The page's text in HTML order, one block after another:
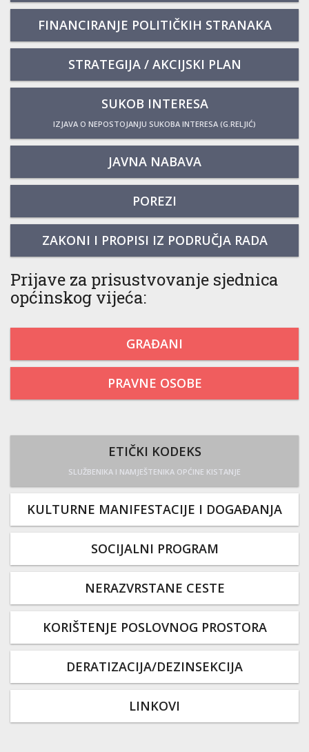
FINANCIRANJE POLITIČKIH STRANAKA
STRATEGIJA / AKCIJSKI PLAN
SUKOB INTERESA
IZJAVA O NEPOSTOJANJU SUKOBA INTERESA (G.RELJIĆ)
JAVNA NABAVA
POREZI
ZAKONI I PROPISI IZ PODRUČJA RADA
Prijave za prisustvovanje sjednica
općinskog vijeća:
GRAĐANI
PRAVNE OSOBE
ETIČKI KODEKS
SLUŽBENIKA I NAMJEŠTENIKA OPĆINE KISTANJE
KULTURNE MANIFESTACIJE I DOGAĐANJA
SOCIJALNI PROGRAM
NERAZVRSTANE CESTE
KORIŠTENJE POSLOVNOG PROSTORA
DERATIZACIJA/DEZINSEKCIJA
LINKOVI